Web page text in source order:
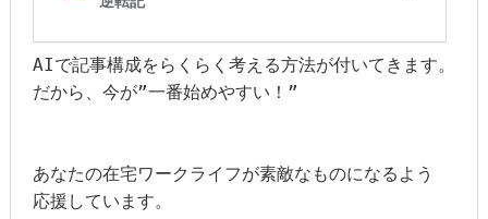
AIで記事構成をらくらく考える方法が付いてきます。
だから、今が”一番始めやすい！”
あなたの在宅ワークライフが素敵なものになるよう
応援しています。